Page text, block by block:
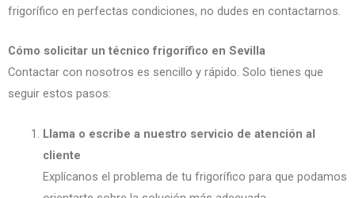
frigorífico en perfectas condiciones, no dudes en contactarnos.
Cómo solicitar un técnico frigorífico en Sevilla
Contactar con nosotros es sencillo y rápido. Solo tienes que
seguir estos pasos:
Llama o escribe a nuestro servicio de atención al
cliente
Explícanos el problema de tu frigorífico para que podamos